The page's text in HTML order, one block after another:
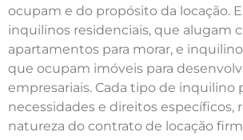
ocupam e do propósito da locação.
inquilinos residenciais, que alugam
apartamentos para morar, e
que ocupam imóveis para
empresariais. Cada tipo de inquilino
necessidades e direitos específicos,
natureza do contrato de locação